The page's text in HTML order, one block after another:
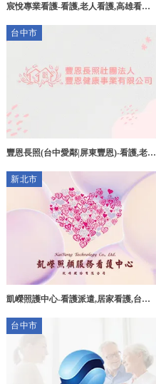
宸悅專業看護-看護,老人看護,高雄看護,
台中市
豐恩長照(台中愛鄰|屏東豐恩)-看護,老人
居家照護,台中老人居家照護,新社老人居
新北市
凱嶸照護中心-看護派遣,居家看護,台北
台中市